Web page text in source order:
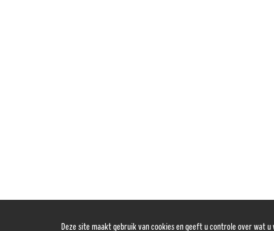
Deze site maakt gebruik van cookies en geeft u controle over wat